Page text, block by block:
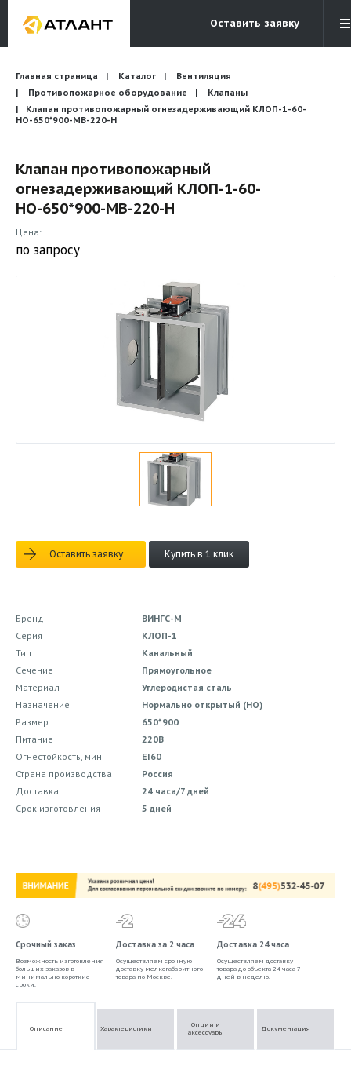
Оставить заявку
Электронная почта
info@atlantcompany.ru
Бесплатный звонок
8 (495) 532-45-07
Бренды
Каталоги
Бланки запросов
Главная страница Каталог
Вентиляция
Противопожарное оборудование
Клапаны
Клапан противопожарный огнезадерживающий КЛОП-1-60-
НО-650*900-МВ-220-H
Клапан противопожарный
огнезадерживающий КЛОП-1-60-
НО-650*900-МВ-220-H
Цена:
по запросу
Оставить заявку Купить в 1 клик
Бренд
ВИНГС-М
Серия
КЛОП-1
Тип
Канальный
Сечение
Прямоугольное
Материал
Углеродистая сталь
Назначение
Нормально открытый (НО)
Размер
650*900
Питание
220В
Огнестойкость, мин
EI60
Страна производства
Россия
Доставка
24 часа/7 дней
Срок изготовления
5 дней
Срочный заказ
Возможность изготовления
больших заказов в
минимально короткие
сроки.
Доставка за 2 часа
Осуществляем срочную
доставку мелкогабаритного
товара по Москве.
Доставка 24 часа
Осуществляем доставку
товара до объекта 24 часа 7
дней в неделю.
Описание Характеристики
Опции и
аксессуары
Документация